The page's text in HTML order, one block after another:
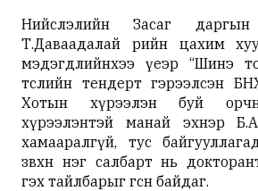
Нийслэлийн Засаг
Т.Даваадалай өөрийн цахим
мэдэгдлийнхээ үеэр “Шинэ
төслийн тендерт гэрээлсэн
Хотын хүрээлэн буй
хүрээлэнтэй манай эхнэр
хамааралгүй, тус
зөвхөн нэг салбарт нь
гэх тайлбарыг өгсөн байдаг.